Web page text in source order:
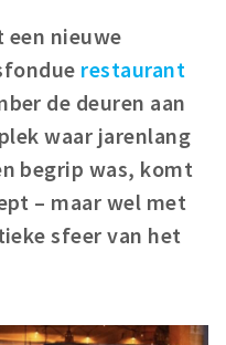
nieuwe
restaurant
de deuren aan
waar jarenlang
begrip was, komt
– maar wel met
sfeer van het